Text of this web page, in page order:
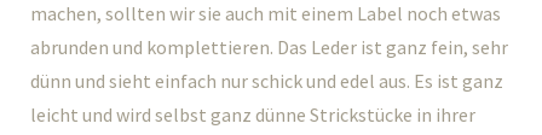
machen, sollten wir sie auch mit einem Label noch etwas
abrunden und komplettieren. Das Leder ist ganz fein, sehr
dünn und sieht einfach nur schick und edel aus. Es ist ganz
leicht und wird selbst ganz dünne Strickstücke in ihrer